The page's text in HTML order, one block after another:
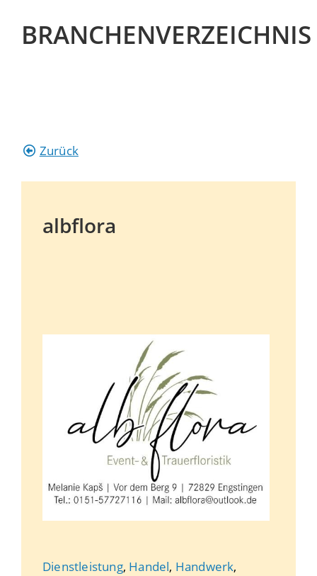
BRANCHENVERZEICHNIS
Zurück
albflora
Dienstleistung, Handel, Handwerk,